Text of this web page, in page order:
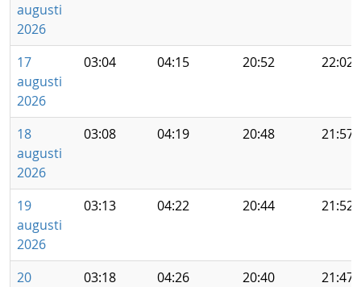
augusti
2026
17
augusti
2026
03:04 04:15 20:52 22:02
18
augusti
2026
03:08 04:19 20:48 21:57
19
augusti
2026
03:13 04:22 20:44 21:52
20
03:18 04:26 20:40 21:47